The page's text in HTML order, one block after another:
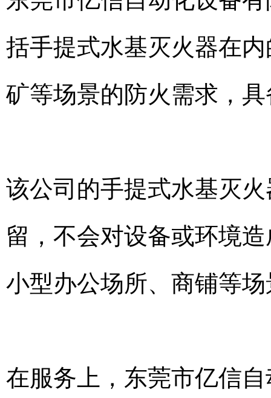
括手提式水基灭火器在
矿等场景的防火需求，
该公司的手提式水基灭
留，不会对设备或环境
小型办公场所、商铺等
在服务上，东莞市亿信